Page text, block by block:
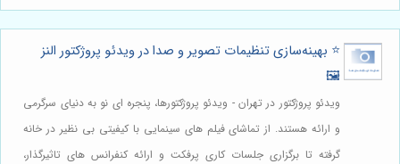
⭐️ بهینه‌سازی تنظیمات تصویر و صدا در ویدئو پروژکتور النز
🖼️
ویدئو پروژکتور در تهران - ویدئو پروژکتورها، پنجره ای نو به دنیای سرگرمی
و ارائه هستند. از تماشای فیلم های سینمایی با کیفیتی بی نظیر در خانه
گرفته تا برگزاری جلسات کاری پرفکت و ارائه کنفرانس های تاثیرگذار،